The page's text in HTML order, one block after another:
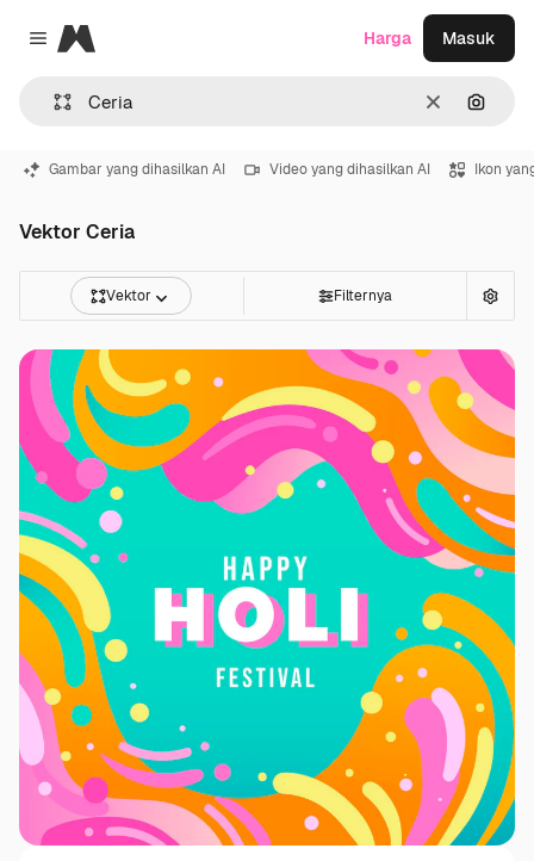
Close menu
Magnific
Jernih
Harga Masuk
Gambar yang dihasilkan AI Video yang dihasilkan AI Ikon
Vektor Ceria
Vektor Filternya